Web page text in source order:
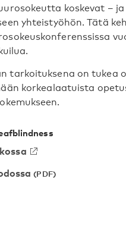
koskevat –
yhteistyöhön. Tätä
tarkoituksena on tukea
korkealaatuista